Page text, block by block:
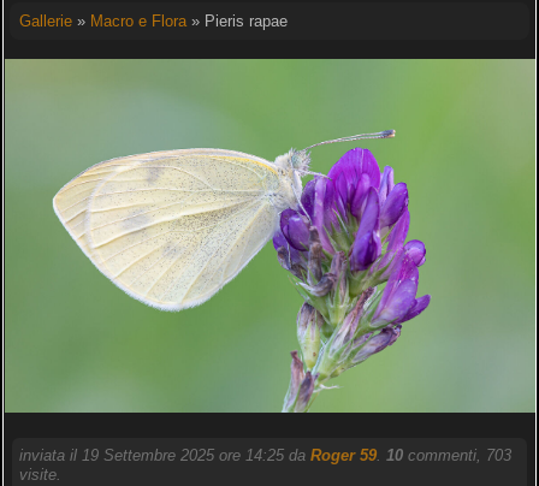
Gallerie» Macro e Flora» Pieris rapae
inviata il 19 Settembre 2025 ore 14:25 da Roger 59. 10commenti, 703
visite.